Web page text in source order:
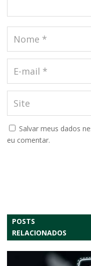
Salvar meus dados
eu comentar.
POSTS
RELACIONADOS